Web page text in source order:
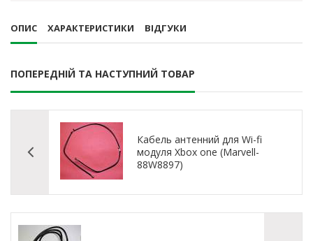
ОПИС ХАРАКТЕРИСТИКИ ВІДГУКИ
ПОПЕРЕДНІЙ ТА НАСТУПНИЙ ТОВАР
Кабель антенний для Wi-fi
модуля Xbox one (Marvell-
88W8897)